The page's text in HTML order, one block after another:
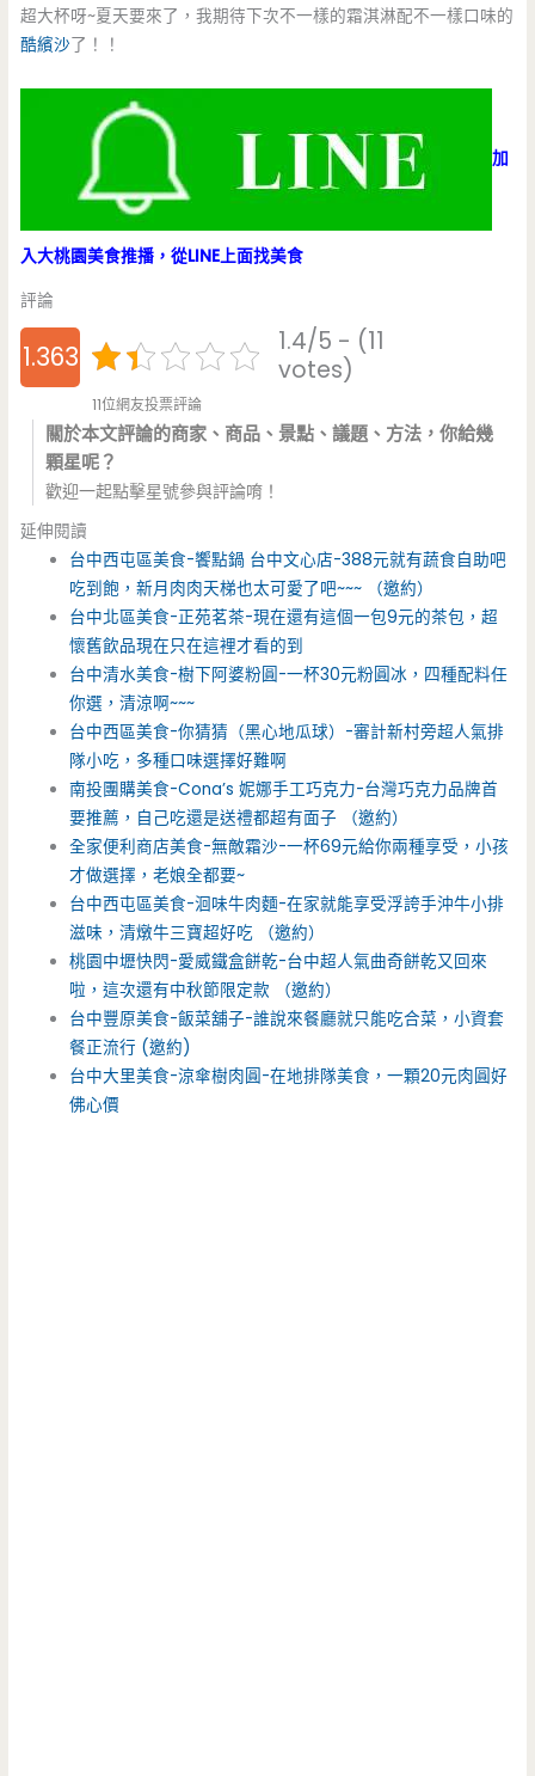
超大杯呀~夏天要來了，我期待下次不一樣的霜淇淋配不一樣口味的
酷繽沙了！！
加
入大桃園美食推播，從LINE上面找美食
評論
1.363
6363
6363
64
1.4/5 - (11
votes)
11位網友投票評論
關於本文評論的商家、商品、景點、議題、方法，你給幾
顆星呢？
歡迎一起點擊星號參與評論唷！
延伸閱讀
台中西屯區美食-饗點鍋 台中文心店-388元就有蔬食自助吧
吃到飽，新月肉肉天梯也太可愛了吧~~~ （邀約）
台中北區美食-正苑茗茶-現在還有這個一包9元的茶包，超
懷舊飲品現在只在這裡才看的到
台中清水美食-樹下阿婆粉圓-一杯30元粉圓冰，四種配料任
你選，清涼啊~~~
台中西區美食-你猜猜（黑心地瓜球）-審計新村旁超人氣排
隊小吃，多種口味選擇好難啊
南投團購美食-Cona’s 妮娜手工巧克力-台灣巧克力品牌首
要推薦，自己吃還是送禮都超有面子 （邀約）
全家便利商店美食-無敵霜沙-一杯69元給你兩種享受，小孩
才做選擇，老娘全都要~
台中西屯區美食-洄味牛肉麵-在家就能享受浮誇手沖牛小排
滋味，清燉牛三寶超好吃 （邀約）
桃園中壢快閃-愛威鐵盒餅乾-台中超人氣曲奇餅乾又回來
啦，這次還有中秋節限定款 （邀約）
台中豐原美食-飯菜舖子-誰說來餐廳就只能吃合菜，小資套
餐正流行 (邀約)
台中大里美食-涼傘樹肉圓-在地排隊美食，一顆20元肉圓好
佛心價